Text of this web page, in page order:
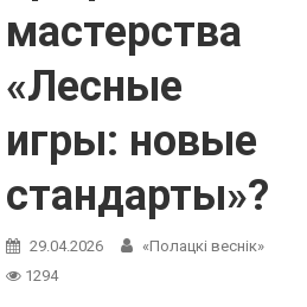
мастерства
«Лесные
игры: новые
стандарты»?
29.04.2026
«Полацкі веснік»
1294